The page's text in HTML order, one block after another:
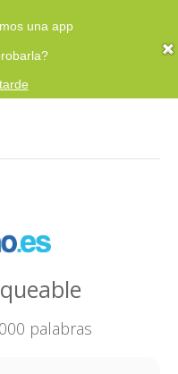
una app
palabras